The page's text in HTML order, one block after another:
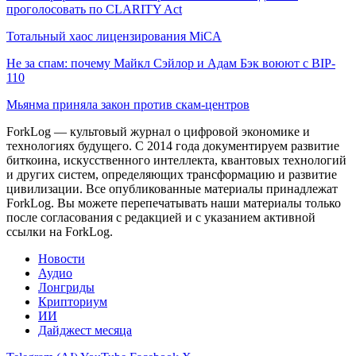
проголосовать по CLARITY Act
Тотальный хаос лицензирования MiCA
Не за спам: почему Майкл Сэйлор и Адам Бэк воюют с BIP-
110
Мьянма приняла закон против скам-центров
ForkLog — культовый журнал о цифровой экономике и
технологиях будущего. С 2014 года документируем развитие
биткоина, искусственного интеллекта, квантовых технологий
и других систем, определяющих трансформацию и развитие
цивилизации. Все опубликованные материалы принадлежат
ForkLog. Вы можете перепечатывать наши материалы только
после согласования с редакцией и с указанием активной
ссылки на ForkLog.
Новости
Аудио
Лонгриды
Крипториум
ИИ
Дайджест месяца